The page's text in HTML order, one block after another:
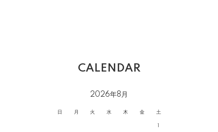
CALENDAR
2026年8月
日 月 火 水 木 金 土
1